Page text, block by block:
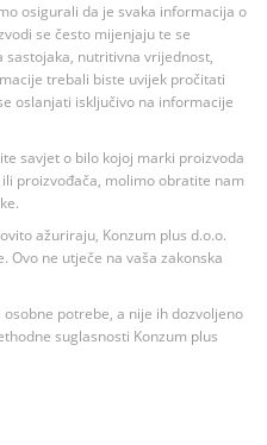
osigurali da je svaka informacija o
se često mijenjaju te se
sastojaka, nutritivna vrijednost,
trebali biste uvijek pročitati
oslanjati isključivo na informacije
savjet o bilo kojoj marki proizvoda
proizvođača, molimo obratite nam
ažuriraju, Konzum plus d.o.o.
Ovo ne utječe na vaša zakonska
potrebe, a nije ih dozvoljeno
suglasnosti Konzum plus